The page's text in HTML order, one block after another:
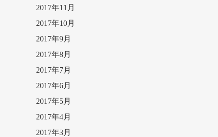
2017年11月
2017年10月
2017年9月
2017年8月
2017年7月
2017年6月
2017年5月
2017年4月
2017年3月